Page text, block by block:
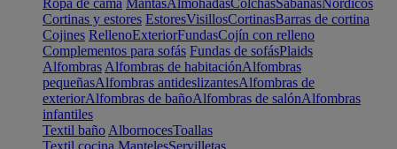
Ropa de cama MantasAlmohadasColchasSábanasNórdicos
Cortinas y estores EstoresVisillosCortinasBarras de cortina
Cojines RellenoExteriorFundasCojín con relleno
Complementos para sofás Fundas de sofásPlaids
Alfombras Alfombras de habitaciónAlfombras
pequeñasAlfombras antideslizantesAlfombras de
exteriorAlfombras de bañoAlfombras de salónAlfombras
infantiles
Textil baño AlbornocesToallas
Textil cocina MantelesServilletas